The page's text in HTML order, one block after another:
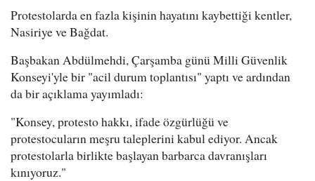
Protestolarda en fazla kişinin hayatını kaybettiği kentler,
Nasiriye ve Bağdat.
Başbakan Abdülmehdi, Çarşamba günü Milli Güvenlik
Konseyi'yle bir "acil durum toplantısı" yaptı ve ardından
da bir açıklama yayımladı:
"Konsey, protesto hakkı, ifade özgürlüğü ve
protestocuların meşru taleplerini kabul ediyor. Ancak
protestolarla birlikte başlayan barbarca davranışları
kınıyoruz."